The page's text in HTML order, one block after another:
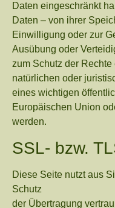
Daten eingeschränkt
Daten – von ihrer
Einwilligung oder zur
Ausübung oder
zum Schutz der
natürlichen oder
eines wichtigen
Europäischen Union
werden.
SSL- bzw.
Diese Seite nutzt aus
Schutz
der Übertragung